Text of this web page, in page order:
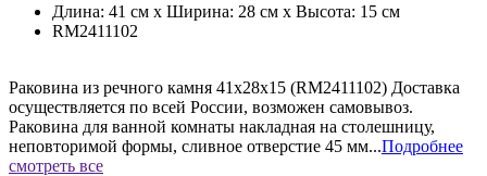
Длина: 41 см x Ширина: 28 см x Высота: 15 см
RM2411102
Раковина из речного камня 41x28x15 (RM2411102) Доставка
осуществляется по всей России, возможен самовывоз.
Раковина для ванной комнаты накладная на столешницу,
неповторимой формы, сливное отверстие 45 мм...Подробнее
смотреть все